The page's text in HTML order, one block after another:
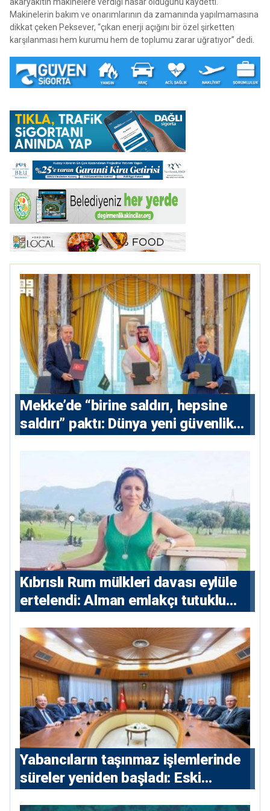
Makinelerin bakım ve onarımlarının da zamanında yapılmamasına
dikkat çeken Peksever, “çıkan enerji açığını bir özel şirketten
karşılanması hem kurumu hem de toplumu zarar uğratıyor” dedi.
Mekke’de “birine saldırı, hepsine
saldırı” paktı: Dünya yeni güvenlik
Kıbrıslı Rum mülkleri davası eylüle
ertelendi: Alman emlakçı tutuklu
Yabancıların taşınmaz işlemlerinde
süreler yeniden başladı: Eski